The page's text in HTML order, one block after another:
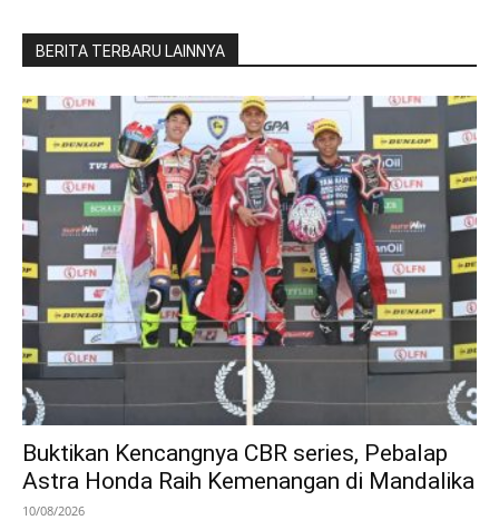
BERITA TERBARU LAINNYA
Buktikan Kencangnya CBR series, Pebalap
Astra Honda Raih Kemenangan di Mandalika
10/08/2026